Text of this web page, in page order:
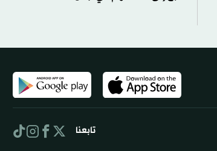
تابعنا